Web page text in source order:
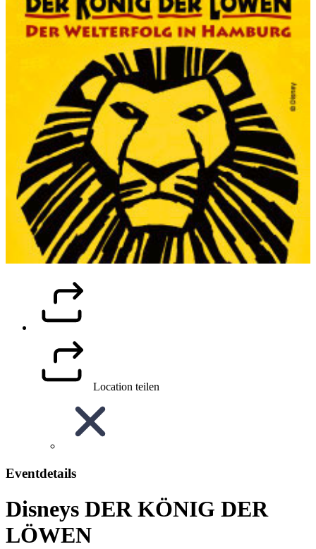
Location teilen
Eventdetails
Disneys DER KÖNIG DER
LÖWEN